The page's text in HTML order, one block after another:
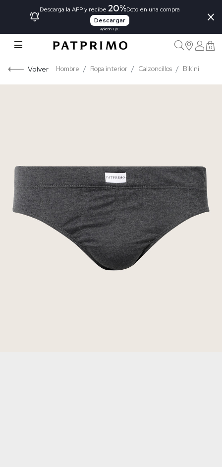
Descarga la APP y recibe 20%Dcto en una compra
Descargar
Aplican TyC
×
0
Volver Hombre Ropa interior Calzoncillos Bikini